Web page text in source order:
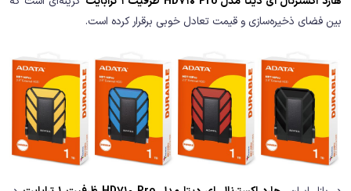
بین فضای ذخیره‌سازی و قیمت تعادل خوبی برقرار کرده است.